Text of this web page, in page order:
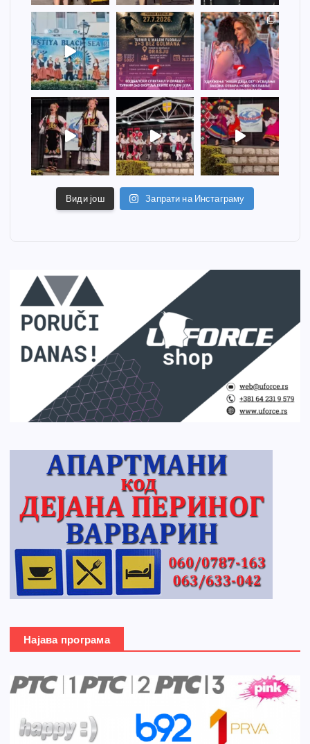
Види још Запрати на Инстаграму
Најава програма